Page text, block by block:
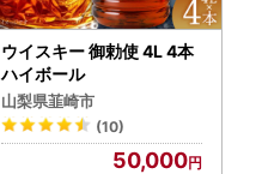
ウイスキー 御勅使 4L 4本
ハイボール
山梨県韮崎市
(10)
50,000